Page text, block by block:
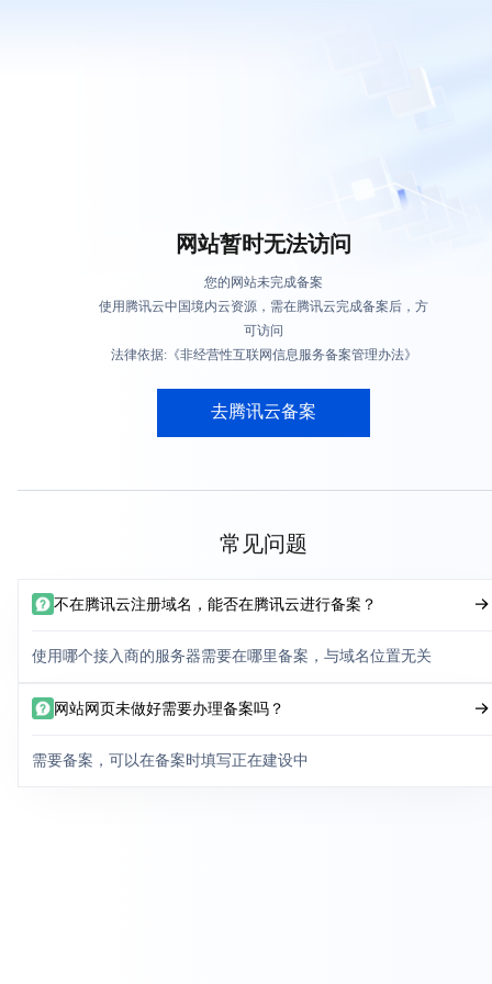
网站暂时无法访问
您的网站未完成备案
使用腾讯云中国境内云资源，需在腾讯云完成备案后，方
可访问
法律依据:《非经营性互联网信息服务备案管理办法》
去腾讯云备案
常见问题
不在腾讯云注册域名，能否在腾讯云进行备案？
使用哪个接入商的服务器需要在哪里备案，与域名位置无关
网站网页未做好需要办理备案吗？
需要备案，可以在备案时填写正在建设中